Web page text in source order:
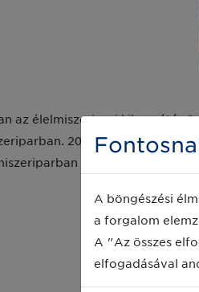
az élelmiszeripari kibocsátás
2010 és 2020 között
jellemzően 59–69%
A böngészési
a forgalom
A "Az összes
elfogadásával